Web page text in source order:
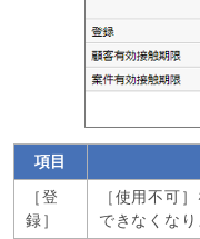
項目
［登
録］
［使用不可
できなくなり